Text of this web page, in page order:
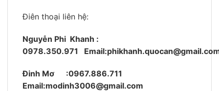
Điên thoại liên hệ:
Nguyễn Phi Khanh :
0978.350.971
Đinh Mơ :0967.886.711
Email:modinh3006@gmail.com